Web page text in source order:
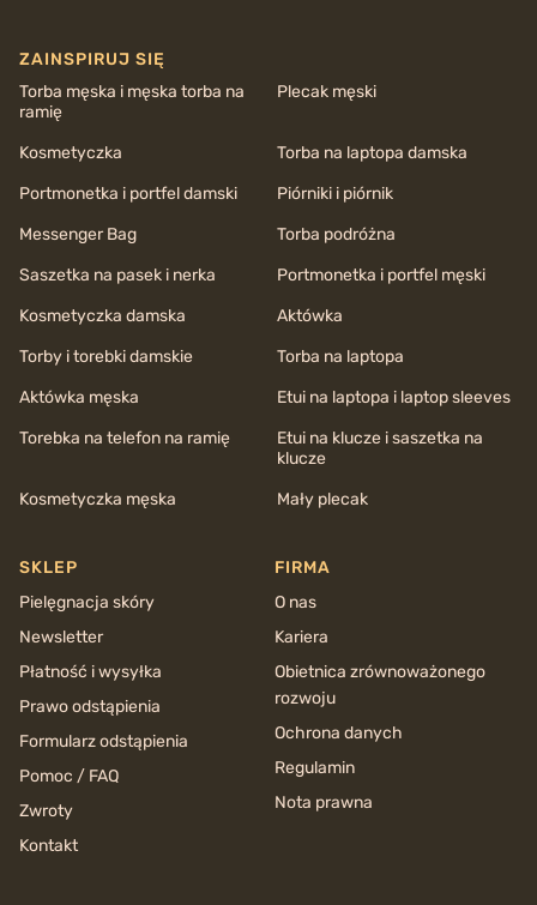
ZAINSPIRUJ SIĘ
Torba męska i męska torba na
ramię
Plecak męski
Kosmetyczka
Torba na laptopa damska
Portmonetka i portfel damski
Piórniki i piórnik
Messenger Bag
Torba podróżna
Saszetka na pasek i nerka
Portmonetka i portfel męski
Kosmetyczka damska
Aktówka
Torby i torebki damskie
Torba na laptopa
Aktówka męska
Etui na laptopa i laptop sleeves
Torebka na telefon na ramię
Etui na klucze i saszetka na
klucze
Kosmetyczka męska
Mały plecak
SKLEP
Pielęgnacja skóry
Newsletter
Płatność i wysyłka
Prawo odstąpienia
Formularz odstąpienia
Pomoc / FAQ
Zwroty
Kontakt
FIRMA
O nas
Kariera
Obietnica zrównoważonego
rozwoju
Ochrona danych
Regulamin
Nota prawna